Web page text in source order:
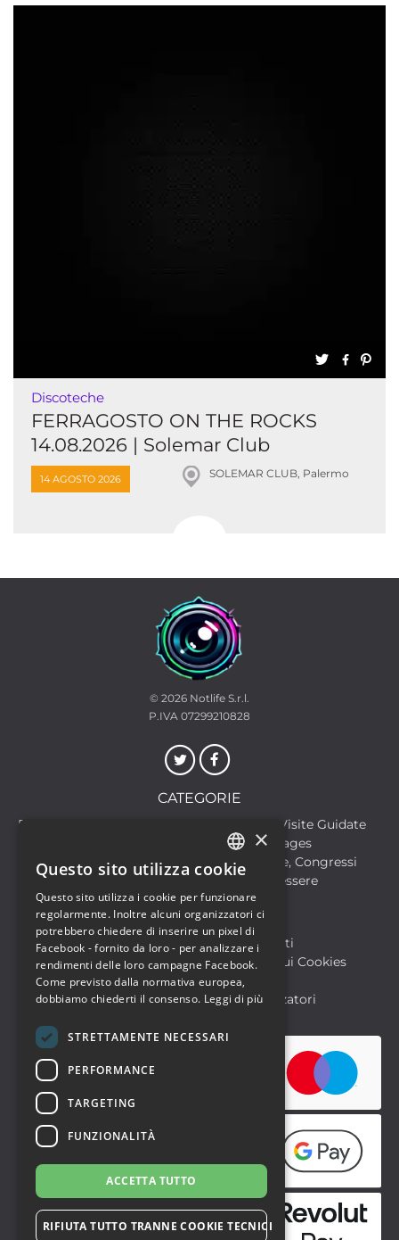
Discoteche
FERRAGOSTO ON THE ROCKS
14.08.2026 | Solemar Club
14 AGOSTO 2026 SOLEMAR CLUB, Palermo
© 2026 Notlife S.r.l.
P.IVA 07299210828
CATEGORIE
Discoteche
Escursioni & Visite Guidate
Food & Beverages
Formazione
Meeting, Fiere, Congressi
Musica, Eventi Live, Club
Salute & Benessere
Sport & Motori
Biglietteria SIAE
Archivio Eventi
Informativa sulla Privacy
Informativa sui Cookies
Condizioni di utilizzo
Help
FAQ Utenti
FAQ Organizzatori
ITALIAN
ENGLISH
×
Questo sito utilizza cookie
Questo sito utilizza i cookie per funzionare
regolarmente. Inoltre alcuni organizzatori ci
potrebbero chiedere di inserire un pixel di
Facebook - fornito da loro - per analizzare i
rendimenti delle loro campagne Facebook.
Come previsto dalla normativa europea,
dobbiamo chiederti il consenso. Leggi di più
STRETTAMENTE NECESSARI
PERFORMANCE
TARGETING
FUNZIONALITÀ
ACCETTA TUTTO
RIFIUTA TUTTO TRANNE COOKIE TECNICI